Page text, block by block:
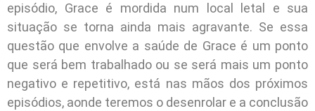
episódio, Grace é mordida num local letal e sua
situação se torna ainda mais agravante. Se essa
questão que envolve a saúde de Grace é um ponto
que será bem trabalhado ou se será mais um ponto
negativo e repetitivo, está nas mãos dos próximos
episódios, aonde teremos o desenrolar e a conclusão